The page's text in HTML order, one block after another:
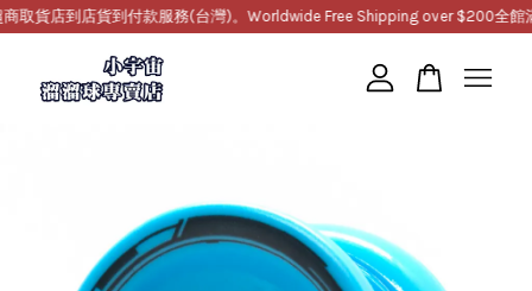
取貨店到店貨到付款服務(台灣)。Worldwide Free Shipping over $200全館